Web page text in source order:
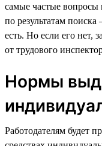
самые частые
по результатам
есть. Но если его нет,
от трудового
Нормы
Работодателям будет